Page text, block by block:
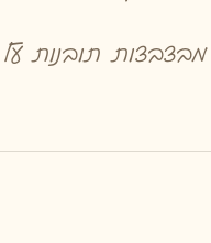
מבצבצות תובנות על